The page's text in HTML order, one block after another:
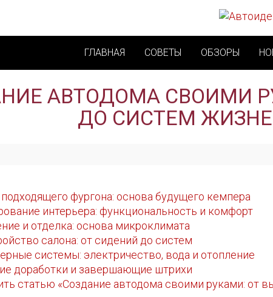
ГЛАВНАЯ СОВЕТЫ ОБЗОРЫ
АВТОДОМА СВОИМИ
ДО СИСТЕМ
фургона: основа будущего кемпера
интерьера: функциональность и комфорт
и отделка: основа микроклимата
салона: от сидений до систем
системы: электричество, вода и отопление
доработки и завершающие штрихи
статью «Создание автодома своими руками: от